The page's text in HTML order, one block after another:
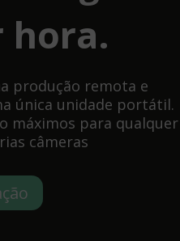
hora.
produção remota e
única unidade portátil.
máximos para qualquer
câmeras